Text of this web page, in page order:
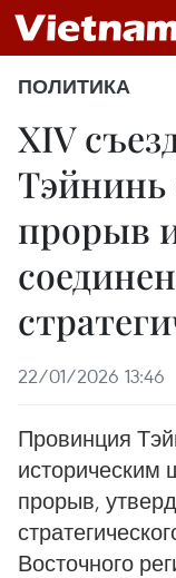
ПОЛИТИКА
XIV
прорыв
22/01/2026 13:46
Провинция
прорыв,
Восточного